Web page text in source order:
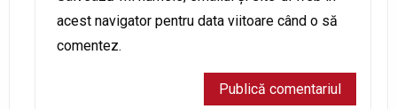
acest navigator pentru data viitoare când o să
comentez.